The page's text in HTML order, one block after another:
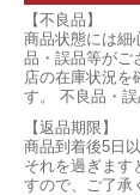
【不良品】
商品状態には細
品・誤品等がご
店の在庫状況を
す。 不良品・誤
【返品期限】
商品到着後5日
それを過ぎます
すので、ご了承